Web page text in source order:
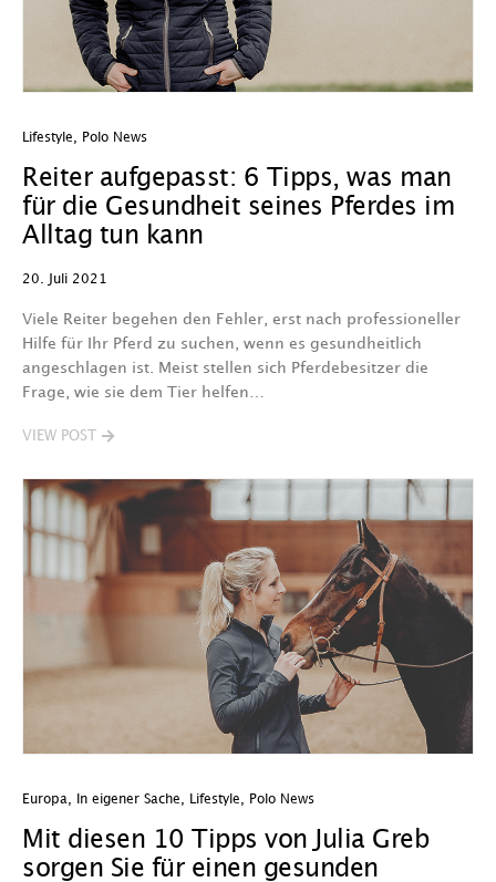
Lifestyle Polo News
Reiter aufgepasst: 6 Tipps, was man
für die Gesundheit seines Pferdes im
Alltag tun kann
20. Juli 2021
Viele Reiter begehen den Fehler, erst nach professioneller
Hilfe für Ihr Pferd zu suchen, wenn es gesundheitlich
angeschlagen ist. Meist stellen sich Pferdebesitzer die
Frage, wie sie dem Tier helfen…
VIEW POST
Europa In eigener Sache Lifestyle Polo News
Mit diesen 10 Tipps von Julia Greb
sorgen Sie für einen gesunden